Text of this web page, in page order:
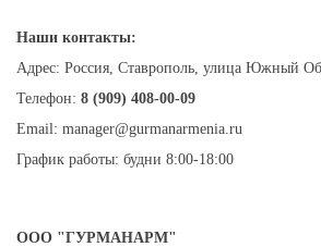
Наши контакты:
Адрес: Россия, Ставрополь, улица Южный
Телефон: 8 (909) 408-00-09
Email: manager@gurmanarmenia.ru
График работы: будни 8:00-18:00
ООО "ГУРМАНАРМ"